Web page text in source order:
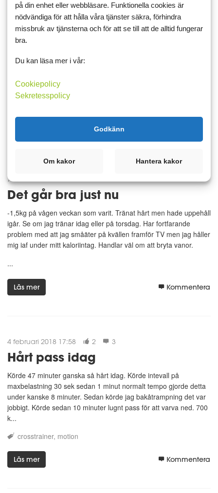
12 februari 2018 05:33 4 3
Träningsuppehåll
Körde nog lite för hårt igår med min crosstrainer. Lite ont i ryggen.
istället. Det fortsätter nedåt med min vikt och mitt bukmått runt har
minskat med 3 cm nu
7 februari 2018 06:05
Det går bra just nu
-1,5kg på vågen veckan som varit. Tränat hårt men hade uppehåll
igår. Se om jag tränar idag eller på torsdag. Har fortfarande
problem med att jag småäter på kvällen framför TV men jag håller
mig iaf under mitt kaloriintag. Handlar väl om att bryta vanor.
...
Läs mer Kommentera
4 februari 2018 17:58 2 3
Hårt pass idag
Körde 47 minuter ganska så hårt idag. Körde intevall på
maxbelastning 30 sek sedan 1 minut normalt tempo gjorde detta
under kanske 8 minuter. Sedan körde jag bakåtrampning det var
jobbigt. Körde sedan 10 minuter lugnt pass för att varva ned. 700
k...
crosstrainer motion
Läs mer Kommentera
på din enhet eller webbläsare. Funktionella cookies är
nödvändiga för att hålla våra tjänster säkra, förhindra
missbruk av tjänsterna och för att se till att de alltid fungerar
bra.
Du kan läsa mer i vår:
Cookiepolicy
Sekretesspolicy
Godkänn
Om kakor Hantera kakor